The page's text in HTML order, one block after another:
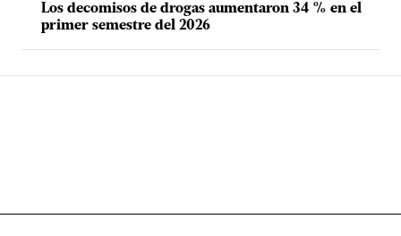
Los decomisos de drogas aumentaron 34 % en el
primer semestre del 2026